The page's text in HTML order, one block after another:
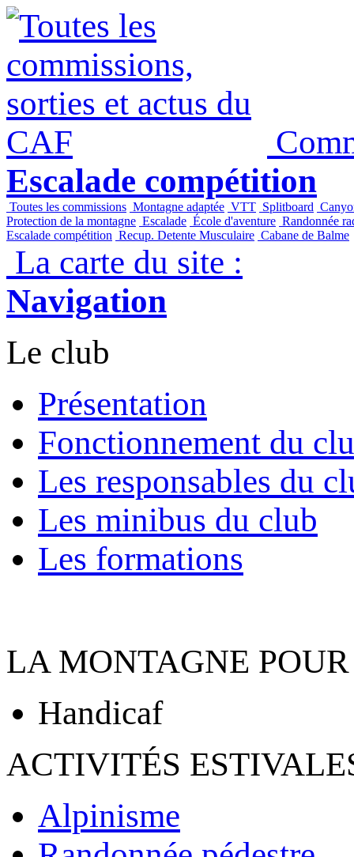
Escalade compétition
Toutes les commissions Montagne adaptée VTT Splitboard
Protection de la montagne Escalade École d'aventure Randonnée
Escalade compétition Recup. Detente Musculaire Cabane de Balme
La carte du site :
Navigation
Le club
Présentation
Fonctionnement du
Les responsables du
Les minibus du club
Les formations
LA MONTAGNE
Handicaf
ACTIVITÉS
Alpinisme
Panneau de gestion des cookies